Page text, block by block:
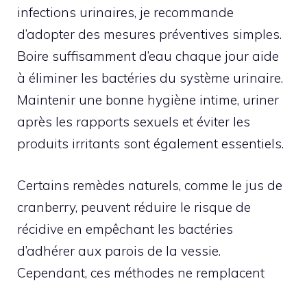
infections urinaires, je recommande
d’adopter des mesures préventives simples.
Boire suffisamment d’eau chaque jour aide
à éliminer les bactéries du système urinaire.
Maintenir une bonne hygiène intime, uriner
après les rapports sexuels et éviter les
produits irritants sont également essentiels.
Certains remèdes naturels, comme le jus de
cranberry, peuvent réduire le risque de
récidive en empêchant les bactéries
d’adhérer aux parois de la vessie.
Cependant, ces méthodes ne remplacent